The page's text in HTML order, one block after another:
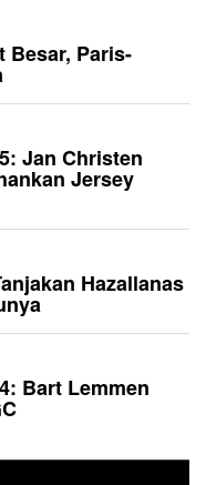
Besar, Paris-
Jan Christen
Jersey
Hazallanas
Bart Lemmen